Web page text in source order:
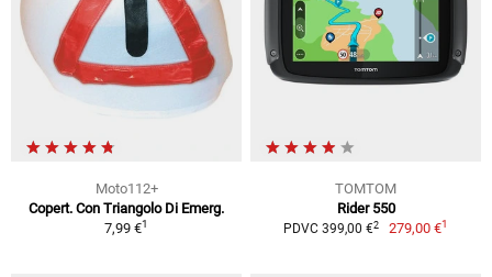
Moto112+
Copert. Con Triangolo Di Emerg.
7,99 €1
TOMTOM
Rider 550
PDVC 399,00 €2 279,00 €1